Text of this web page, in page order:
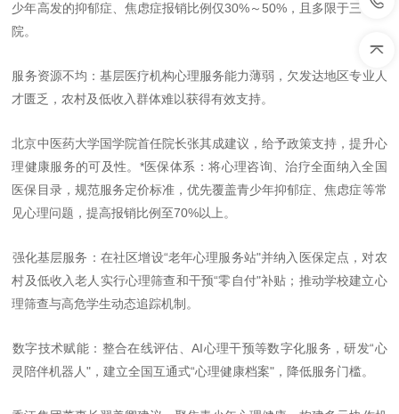
少年高发的抑郁症、焦虑症报销比例仅30%～ 50% ，且多限于三甲医
院。
服务资源不均 ：基层医疗机构心理服务能力薄弱，欠发达地区专业人
才匮乏，农村及低收入群体难以获得有效支持。
北京中医药大学国学院首任院长张其成建议，给予政策支持，提升心
理健康服务的可及性。 *医保体系 ：将心理咨询、治疗全面纳入全国
医保目录，规范服务定价标准，优先覆盖青少年抑郁症、焦虑症等常
见心理问题，提高报销比例至70%以上。
强化基层服务 ：在社区增设“老年心理服务站"并纳入医保定点，对农
村及低收入老人实行心理筛查和干预“零自付"补贴；推动学校建立心
理筛查与高危学生动态追踪机制。
数字技术赋能：整合在线评估、AI心理干预等数字化服务，研发“心
灵陪伴机器人" ，建立全国互通式“心理健康档案" ，降低服务门槛。